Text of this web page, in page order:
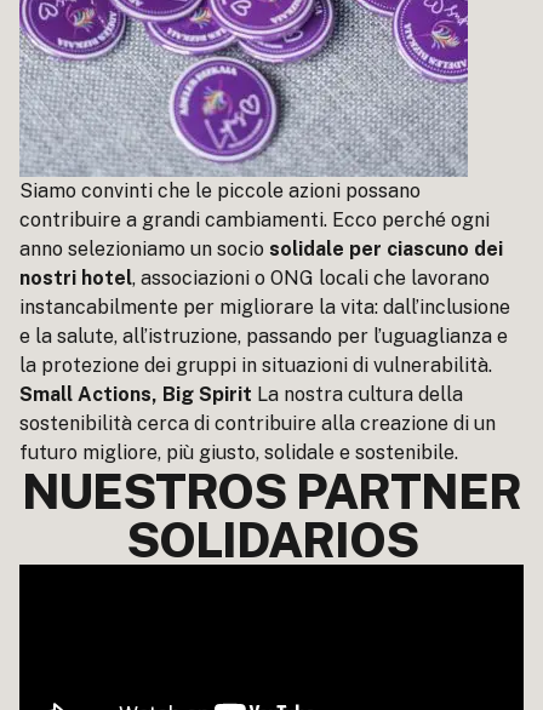
Siamo convinti che le piccole azioni possano
contribuire a grandi cambiamenti. Ecco perché ogni
anno selezioniamo un socio solidale per ciascuno dei
nostri hotel, associazioni o ONG locali che lavorano
instancabilmente per migliorare la vita: dall’inclusione
e la salute, all’istruzione, passando per l’uguaglianza e
la protezione dei gruppi in situazioni di vulnerabilità.
Small Actions, Big Spirit La nostra cultura della
sostenibilità cerca di contribuire alla creazione di un
futuro migliore, più giusto, solidale e sostenibile.
NUESTROS PARTNER
SOLIDARIOS